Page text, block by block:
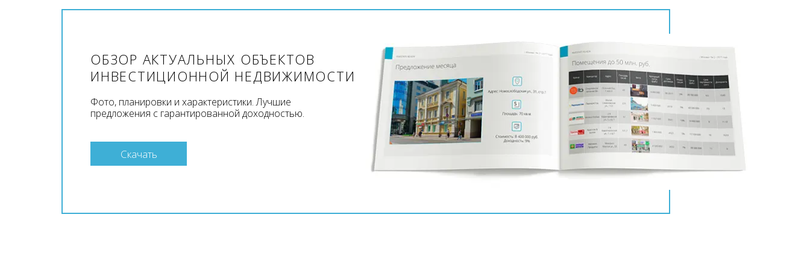
ОБЗОР АКТУАЛЬНЫХ ОБЪЕКТОВ
ИНВЕСТИЦИОННОЙ НЕДВИЖИМОСТИ
Фото, планировки и характеристики. Лучшие
предложения с гарантированной доходностью.
Скачать